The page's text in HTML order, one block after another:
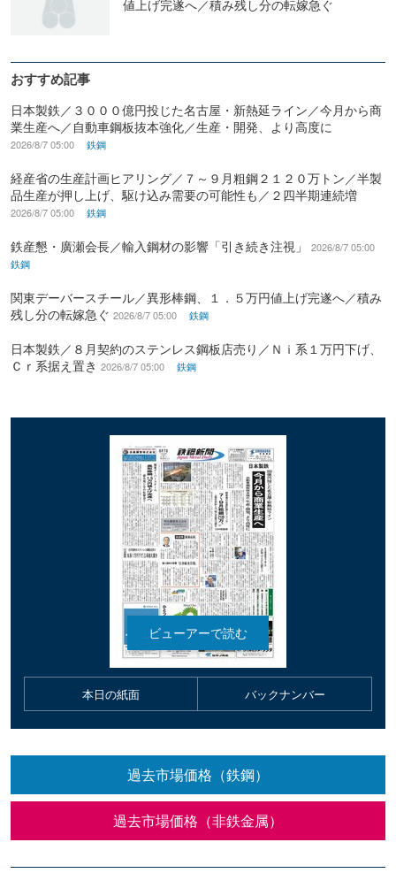
値上げ完遂へ／積み残し分の転嫁急ぐ
おすすめ記事
日本製鉄／３０００億円投じた名古屋・新熱延ライン／今月から商
業生産へ／自動車鋼板抜本強化／生産・開発、より高度に
2026/8/7 05:00 鉄鋼
経産省の生産計画ヒアリング／７～９月粗鋼２１２０万トン／半製
品生産が押し上げ、駆け込み需要の可能性も／２四半期連続増
2026/8/7 05:00 鉄鋼
鉄産懇・廣瀬会長／輸入鋼材の影響「引き続き注視」
2026/8/7 05:00
鉄鋼
関東デーバースチール／異形棒鋼、１．５万円値上げ完遂へ／積み
残し分の転嫁急ぐ 2026/8/7 05:00 鉄鋼
日本製鉄／８月契約のステンレス鋼板店売り／Ｎｉ系１万円下げ、
Ｃｒ系据え置き 2026/8/7 05:00 鉄鋼
本日の紙面 バックナンバー
過去市場価格（鉄鋼）
過去市場価格（非鉄金属）